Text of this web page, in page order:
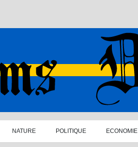
NATURE POLITIQUE ECONOMIE